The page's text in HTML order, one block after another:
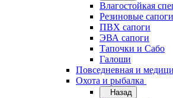
Влагостойкая
Резиновые сапоги
ПВХ сапоги
ЭВА сапоги
Тапочки и Сабо
Галоши
Повседневная и
Охота и рыбалка
Назад